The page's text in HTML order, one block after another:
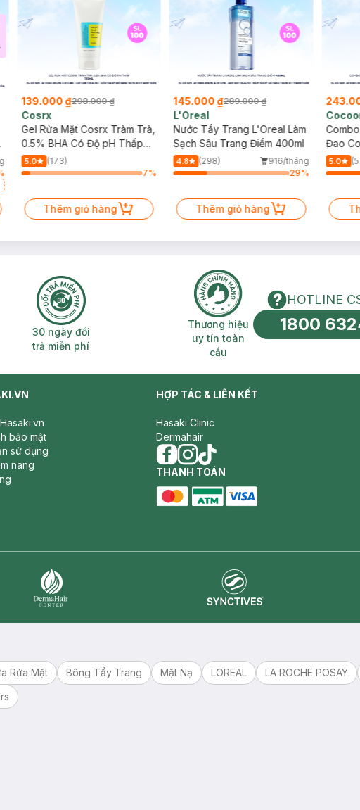
139.000 ₫298.000 ₫
Cosrx
Gel Rửa Mặt Cosrx Tràm Trà,
0.5% BHA Có Độ pH Thấp
150ml
5.0
(173)
7%
Thêm giỏ hàng
145.000 ₫289.000 ₫
L'Oreal
Nước Tẩy Trang L'Oreal Làm
Sạch Sâu Trang Điểm 400ml
4.8 (298)
916/tháng
29%
Thêm giỏ hàng
Đao
Giảm
5.0
2H 30 ngày đổi trả miễn phí
30 ngày đổi
trả miễn phí
Thương hiệu uy tín toàn
Thương hiệu
uy tín toàn
cầu
HOTLINE
1800
bảo mật
sử dụng
nang
HỢP TÁC & LIÊN KẾT
Hasaki Clinic
Dermahair
facebook
instagram
tiktok
THANH TOÁN
Rửa Mặt Bông Tẩy Trang Mặt Nạ LOREAL LA ROCHE POSAY